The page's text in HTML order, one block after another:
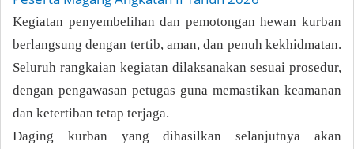
Kegiatan penyembelihan dan pemotongan hewan kurban
berlangsung dengan tertib, aman, dan penuh kekhidmatan.
Seluruh rangkaian kegiatan dilaksanakan sesuai prosedur,
dengan pengawasan petugas guna memastikan keamanan
dan ketertiban tetap terjaga.
Daging kurban yang dihasilkan selanjutnya akan